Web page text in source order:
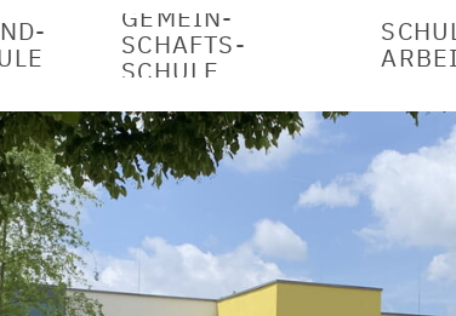
GEMEIN­
SCHAFTS­
SCHULE